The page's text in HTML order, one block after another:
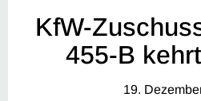
KfW-
455-B
19.